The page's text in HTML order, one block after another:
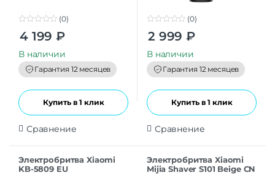
o
t
o
f
5
(0)
4 199 ₽
В наличии
Гарантия 12 месяцев
Купить в 1 клик
Сравнение
o
t
o
f
5
(0)
2 999 ₽
В наличии
Гарантия 12 месяцев
Купить в 1 клик
Сравнение
Электробритва Xiaomi
KB-5809 EU
Электробритва Xiaomi
Mijia Shaver S101 Beige CN